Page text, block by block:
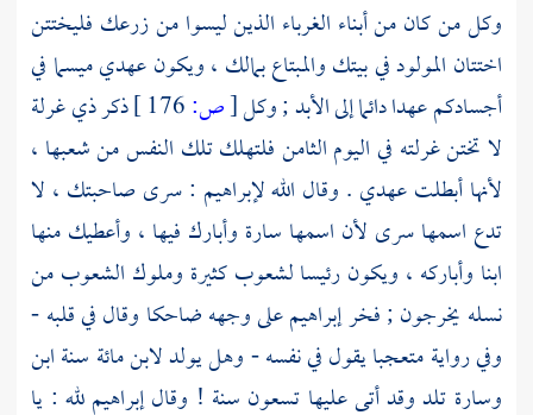
وكل من كان من أبناء الغرباء الذين ليسوا من زرعك فليختتن
اختتان المولود في بيتك والمبتاع بمالك ، ويكون عهدي ميسما في
أجسادكم عهدا دائما إلى الأبد ; وكل[ص:
ذكر ذي غرلة
لا تختن غرلته في اليوم الثامن فلتهلك تلك النفس من شعبها ،
لأنها أبطلت عهدي . وقال اللهلإبراهيم :سرى صاحبتك ، لا
تدع اسمهاسرى لأن اسمها سارة وأبارك فيها ، وأعطيك منها
ابنا وأباركه ، ويكون رئيسا لشعوب كثيرة وملوك الشعوب من
نسله يخرجون ; فخرإبراهيمعلى وجهه ضاحكا وقال في قلبه -
وفي رواية متعجبا يقول في نفسه - وهل يولد لابن مائة سنة ابن
وسارة تلد وقد أتى عليها تسعون سنة ! وقالإبراهيملله : يا